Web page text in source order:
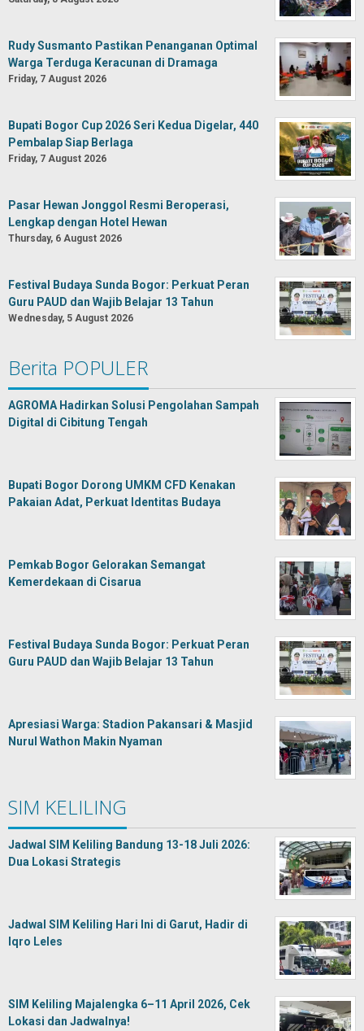
Rudy Susmanto Pastikan Penanganan Optimal
Warga Terduga Keracunan di Dramaga
Friday, 7 August 2026
Bupati Bogor Cup 2026 Seri Kedua Digelar, 440
Pembalap Siap Berlaga
Friday, 7 August 2026
Pasar Hewan Jonggol Resmi Beroperasi,
Lengkap dengan Hotel Hewan
Thursday, 6 August 2026
Festival Budaya Sunda Bogor: Perkuat Peran
Guru PAUD dan Wajib Belajar 13 Tahun
Wednesday, 5 August 2026
Berita POPULER
AGROMA Hadirkan Solusi Pengolahan Sampah
Digital di Cibitung Tengah
Bupati Bogor Dorong UMKM CFD Kenakan
Pakaian Adat, Perkuat Identitas Budaya
Pemkab Bogor Gelorakan Semangat
Kemerdekaan di Cisarua
Festival Budaya Sunda Bogor: Perkuat Peran
Guru PAUD dan Wajib Belajar 13 Tahun
Apresiasi Warga: Stadion Pakansari & Masjid
Nurul Wathon Makin Nyaman
SIM KELILING
Jadwal SIM Keliling Bandung 13-18 Juli 2026:
Dua Lokasi Strategis
Jadwal SIM Keliling Hari Ini di Garut, Hadir di
Iqro Leles
SIM Keliling Majalengka 6–11 April 2026, Cek
Lokasi dan Jadwalnya!